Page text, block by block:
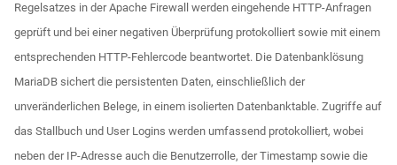
Regelsatzes in der Apache Firewall werden eingehende HTTP-Anfragen
geprüft und bei einer negativen Überprüfung protokolliert sowie mit einem
entsprechenden HTTP-Fehlercode beantwortet. Die Datenbanklösung
MariaDB sichert die persistenten Daten, einschließlich der
unveränderlichen Belege, in einem isolierten Datenbanktable. Zugriffe auf
das Stallbuch und User Logins werden umfassend protokolliert, wobei
neben der IP-Adresse auch die Benutzerrolle, der Timestamp sowie die